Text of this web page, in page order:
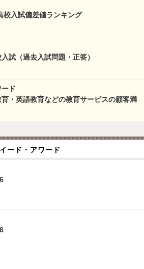
校入試偏差値ランキング
試（過去入試問題・正答）
ド
育・英語教育などの教育サービスの顧客満
イード・アワード